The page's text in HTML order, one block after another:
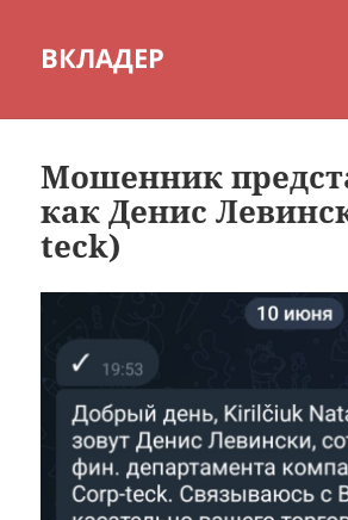
ВКЛАДЕР
Мошенник
как Денис
teck)